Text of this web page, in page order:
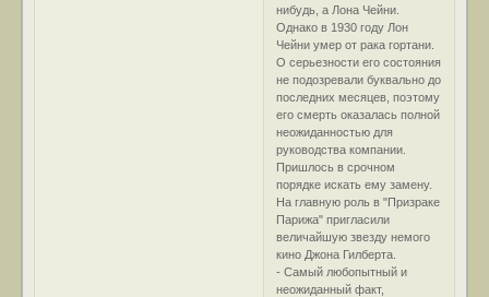
нибудь, а Лона Чейни.
Однако в 1930 году Лон
Чейни умер от рака гортани.
О серьезности его состояния
не подозревали буквально до
последних месяцев, поэтому
его смерть оказалась полной
неожиданностью для
руководства компании.
Пришлось в срочном
порядке искать ему замену.
На главную роль в "Призраке
Парижа" пригласили
величайшую звезду немого
кино Джона Гилберта.
- Самый любопытный и
неожиданный факт,